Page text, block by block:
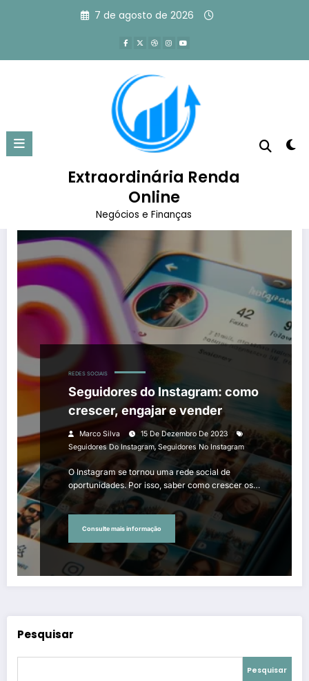
7 de agosto de 2026
Extraordinária Renda
Online
Negócios e Finanças
Tag: seguidores do Instagram
REDES SOCIAIS
Seguidores do Instagram: como
crescer, engajar e vender
Marco Silva
15 De Dezembro De 2023
Seguidores Do Instagram, Seguidores No Instagram
O Instagram se tornou uma rede social de
oportunidades. Por isso, saber como crescer os…
Consulte mais informação
Pesquisar
Pesquisar